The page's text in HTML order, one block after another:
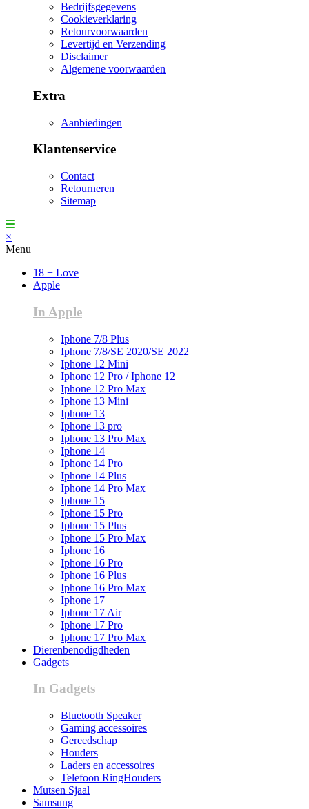
Bedrijfsgegevens
Cookieverklaring
Retourvoorwaarden
Levertijd en Verzending
Disclaimer
Algemene voorwaarden
Extra
Aanbiedingen
Klantenservice
Contact
Retourneren
Sitemap
×
Menu
18 + Love
Apple
In Apple
Iphone 7/8 Plus
Iphone 7/8/SE 2020/SE 2022
Iphone 12 Mini
Iphone 12 Pro / Iphone 12
Iphone 12 Pro Max
Iphone 13 Mini
Iphone 13
Iphone 13 pro
Iphone 13 Pro Max
Iphone 14
Iphone 14 Pro
Iphone 14 Plus
Iphone 14 Pro Max
Iphone 15
Iphone 15 Pro
Iphone 15 Plus
Iphone 15 Pro Max
Iphone 16
Iphone 16 Pro
Iphone 16 Plus
Iphone 16 Pro Max
Iphone 17
Iphone 17 Air
Iphone 17 Pro
Iphone 17 Pro Max
Dierenbenodigdheden
Gadgets
In Gadgets
Bluetooth Speaker
Gaming accessoires
Gereedschap
Houders
Laders en accessoires
Telefoon RingHouders
Mutsen Sjaal
Samsung